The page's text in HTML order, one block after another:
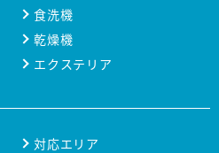
食洗機
乾燥機
エクステリア
対応エリア